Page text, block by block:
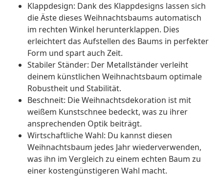
Klappdesign: Dank des Klappdesigns lassen sich
die Äste dieses Weihnachtsbaums automatisch
im rechten Winkel herunterklappen. Dies
erleichtert das Aufstellen des Baums in perfekter
Form und spart auch Zeit.
Stabiler Ständer: Der Metallständer verleiht
deinem künstlichen Weihnachtsbaum optimale
Robustheit und Stabilität.
Beschneit: Die Weihnachtsdekoration ist mit
weißem Kunstschnee bedeckt, was zu ihrer
ansprechenden Optik beiträgt.
Wirtschaftliche Wahl: Du kannst diesen
Weihnachtsbaum jedes Jahr wiederverwenden,
was ihn im Vergleich zu einem echten Baum zu
einer kostengünstigeren Wahl macht.